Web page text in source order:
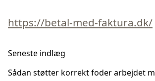
https://betal-med-faktura.dk/
Seneste indlæg
Sådan støtter korrekt foder arbejdet